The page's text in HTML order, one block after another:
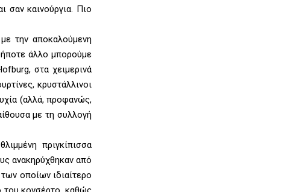
σαν καινούργια. Πιο
την αποκαλούμενη
άλλο μπορούμε
στα χειμερινά
κρυστάλλινοι
(αλλά, προφανώς,
με τη συλλογή
πριγκίπισσα
ανακηρύχθηκαν από
οποίων ιδιαίτερο